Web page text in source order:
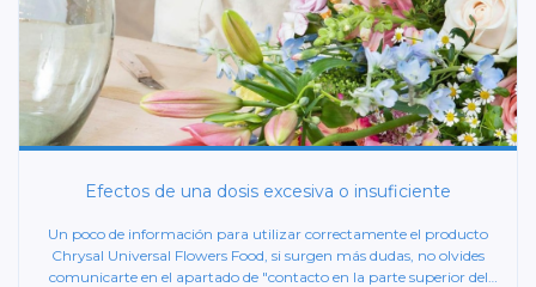
Efectos de una dosis excesiva o insuficiente
Un poco de información para utilizar correctamente el producto
Chrysal Universal Flowers Food, si surgen más dudas, no olvides
comunicarte en el apartado de "contacto en la parte superior del